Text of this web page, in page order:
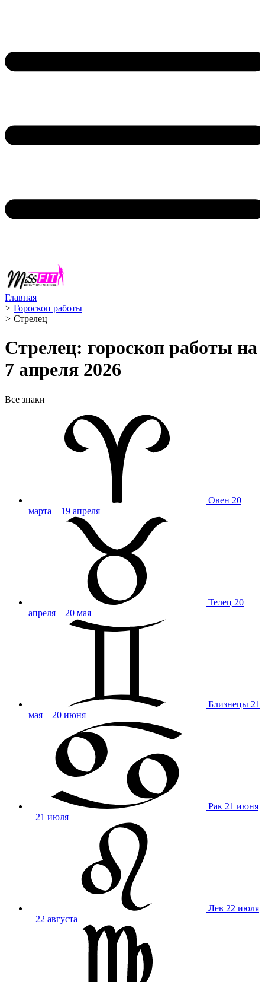
Главная
> Гороскоп работы
> Стрелец ️
Стрелец: гороскоп работы на
7 апреля 2026
Все знаки
Овен 20
марта – 19 апреля
Телец 20
апреля – 20 мая
Близнецы 21
мая – 20 июня
Рак 21 июня
– 21 июля
Лев 22 июля
– 22 августа